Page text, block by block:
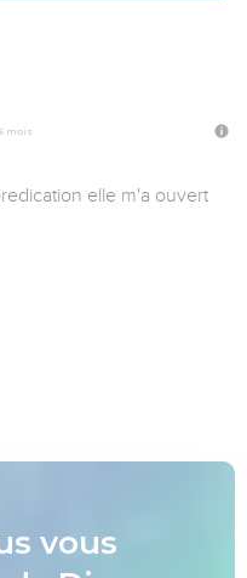
mois
elle m'a ouvert
vous